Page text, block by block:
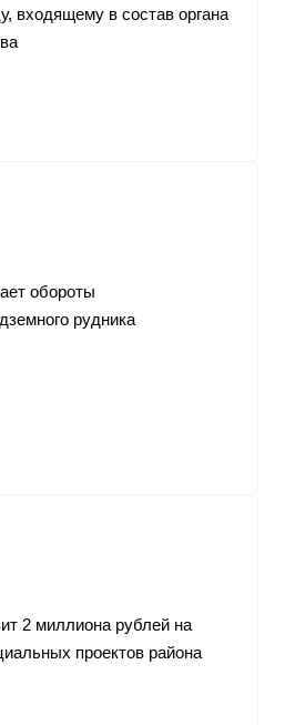
входящему в состав органа
обороты
рудника
2 миллиона рублей на
проектов района